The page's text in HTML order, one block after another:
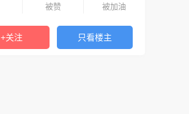
被赞 被加油
+关注 只看楼主